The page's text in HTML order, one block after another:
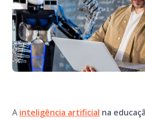
A inteligência artificial na